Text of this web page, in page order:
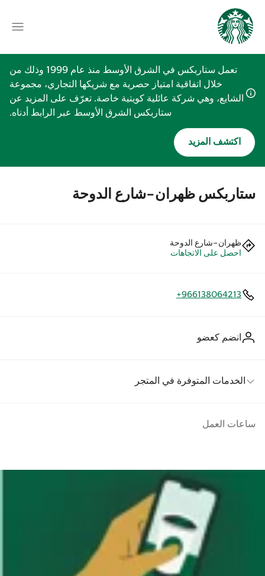
تعمل ستاربكس في الشرق الأوسط منذ عام 1999 وذلك من
خلال اتفاقية امتياز حصرية مع شريكها التجاري، مجموعة
الشايع، وهي شركة عائلية كويتية خاصة. تعرّف على المزيد عن
ستاربكس الشرق الأوسط عبر الرابط أدناه.
اكتشف المزيد
ستاربكس ظهران-شارع الدوحة
ظهران-شارع الدوحة
احصل على الاتجاهات
+966138064213
انضم كعضو
الخدمات المتوفرة في المتجر
ساعات العمل